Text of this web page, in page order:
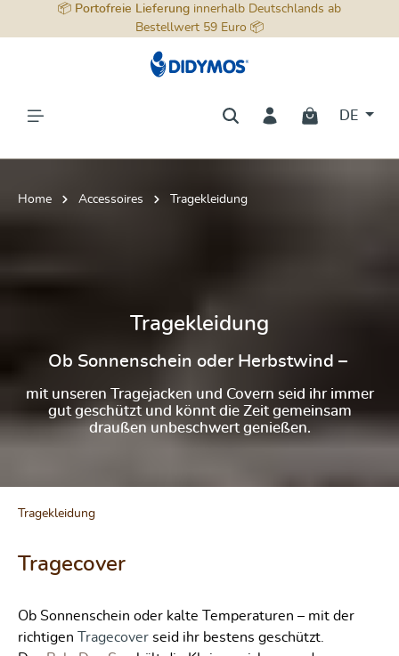
springen
📦 Portofreie Lieferung innerhalb Deutschlands ab
Bestellwert 59 Euro 📦
DE
Home Accessoires Tragekleidung
Tragekleidung
Ob Sonnenschein oder Herbstwind –
mit unseren Tragejacken und Covern seid ihr immer
gut geschützt und könnt die Zeit gemeinsam
draußen unbeschwert genießen.
Tragekleidung
Tragecover
Ob Sonnenschein oder kalte Temperaturen – mit der
richtigen Tragecover seid ihr bestens geschützt.